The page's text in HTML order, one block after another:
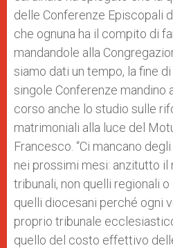
delle Conferenze Episcopali
che ognuna ha il compito di
mandandole alla
siamo dati un tempo, la fine
singole Conferenze mandino
corso anche lo studio sulle
matrimoniali alla luce del
Francesco. “Ci mancano
nei prossimi mesi: anzitutto il
tribunali, non quelli regionali
quelli diocesani perché ogni
proprio tribunale
quello del costo effettivo